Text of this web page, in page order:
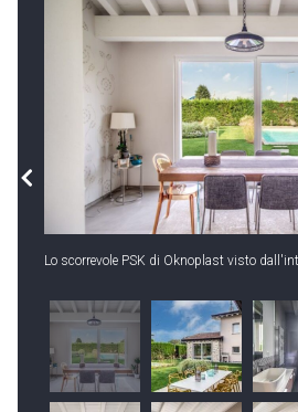
Lo scorrevole PSK di Oknoplast visto